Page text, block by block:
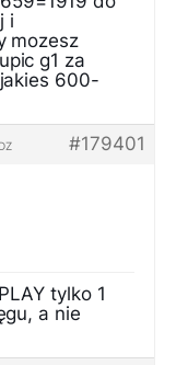
i
mozesz
g1 za
600-
#179401
tylko 1
a nie